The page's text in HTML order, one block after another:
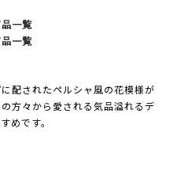
一覧
一覧
配されたペルシャ風の花模様が
方々から愛される気品溢れるデ
めです。